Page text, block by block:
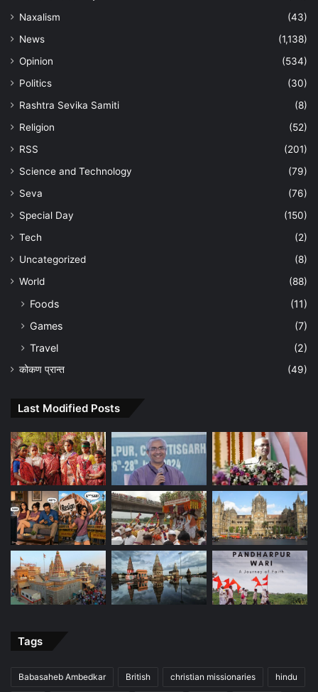
Naxalism
(43)
News
(1,138)
Opinion
(534)
Politics
(30)
Rashtra Sevika Samiti
(8)
Religion
(52)
RSS
(201)
Science and Technology
(79)
Seva
(76)
Special Day
(150)
Tech
(2)
Uncategorized
(8)
World
(88)
Foods
(11)
Games
(7)
Travel
(2)
कोकण प्रान्त (49)
Last Modified Posts
Tags
Babasaheb Ambedkar British christian missionaries hindu